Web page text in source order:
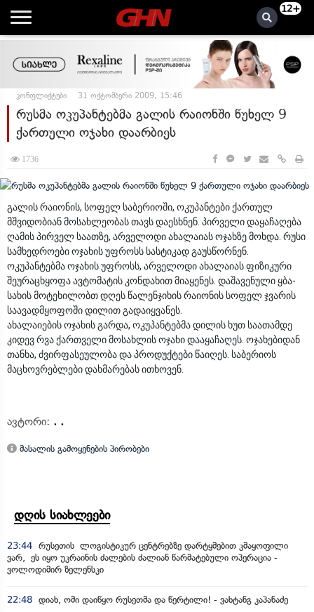
12+
კონფლიქტები 31 ოქტომბერი 2009, 15:46
რუსმა ოკუპანტებმა გალის რაიონში წუხელ 9
ქართული ოჯახი დაარბიეს
1736
გალის რაიონის, სოფელ საბერიოში, ოკუპანტები ქართულ
მშვიდობიან მოსახლეობას თავს დაესხნენ. პირველი დაყაჩაღება
ღამის პირველ საათზე, არველოდი ახალაიას ოჯახზე მოხდა. რუსი
სამხედროები ოჯახის უფროსს სასტიკად გაუსწორნენ.
ოკუპანტებმა ოჯახის უფროსს, არველოდი ახალაიას ფიზიკური
შეურაცხყოფა ავტომატის კონდახით მიაყენეს. დაშავენული ყბა-
სახის მოტეხილობთ დღეს წალენჯიხის რაიონის სოფელ ჯვარის
საავადმყოფოში დილით გადაიყვანეს.
ახალაიების ოჯახის გარდა, ოკუპანტებმა დილის ხუთ საათამდე
კიდევ რვა ქართველი მოსახლის ოჯახი დააყაჩაღეს. ოჯახებიდან
თანხა, ძვირფასეულობა და პროდუქტები წაიღეს. საბერიოს
მაცხოვრებლები დახმარებას ითხოვენ.
ავტორი: . .
მასალის გამოყენების პირობები
დღის სიახლეები
23:44 რუსეთის ლოგისტიკურ ცენტრებზე დარტყმებით კმაყოფილი
ვარ, ეს იყო უკრაინის ძალების ძალიან წარმატებული ოპერაცია -
ვოლოდიმირ ზელენსკი
22:48 დიახ, ომი დაიწყო რუსეთმა და წერტილი! - ვახტანგ კაპანაძე